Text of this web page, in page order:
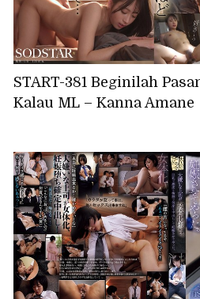
START-381 Beginilah
Kalau ML – Kanna Amane